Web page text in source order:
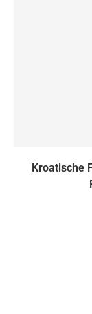
Kroatische